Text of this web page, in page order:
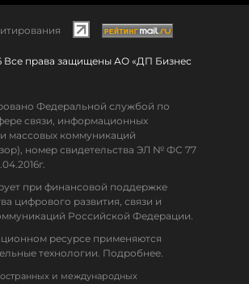
Все права защищены АО «ДП Бизнес
Федеральной службой по
связи, информационных
массовых коммуникаций
номер свидетельства ЭЛ № ФС 77
при финансовой поддержке
цифрового развития, связи и
Российской Федерации.
ресурсе применяются
технологии. Подробнее.
и международных